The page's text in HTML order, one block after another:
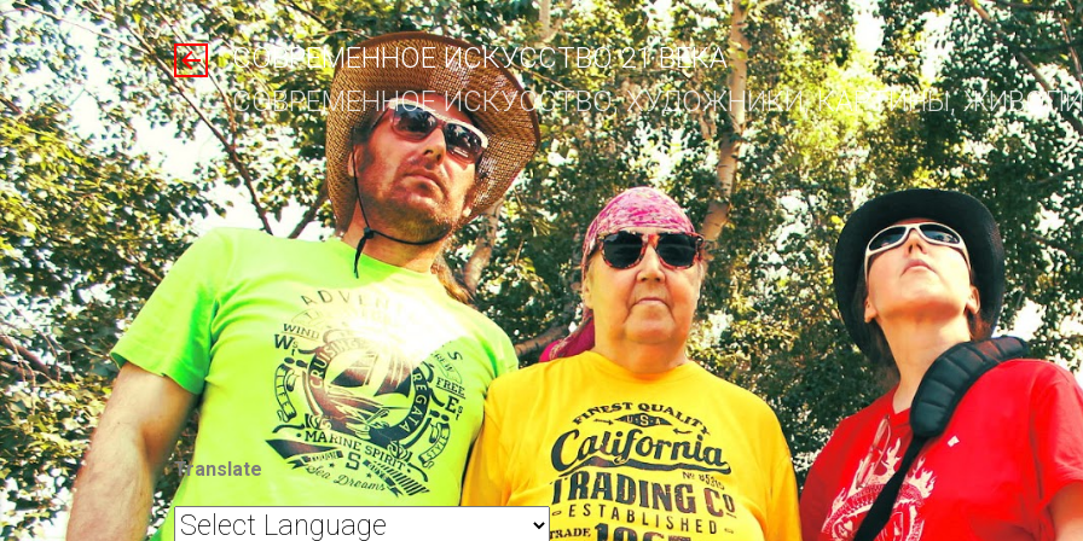
К основному контенту
СОВРЕМЕННОЕ ИСКУССТВО 21 ВЕКА
СОВРЕМЕННОЕ ИСКУССТВО, ХУДОЖНИКИ, КАРТИНЫ,
Translate